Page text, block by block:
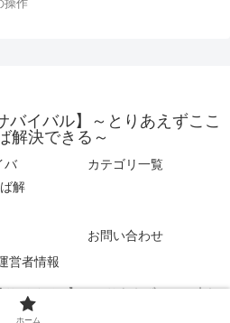
バイバル】～とりあえずここ
解決できる～
バ
解
カテゴリ一覧
お問い合わせ
営者情報
バイバル】～とりあえずここに来れ
決できる～.
ホーム